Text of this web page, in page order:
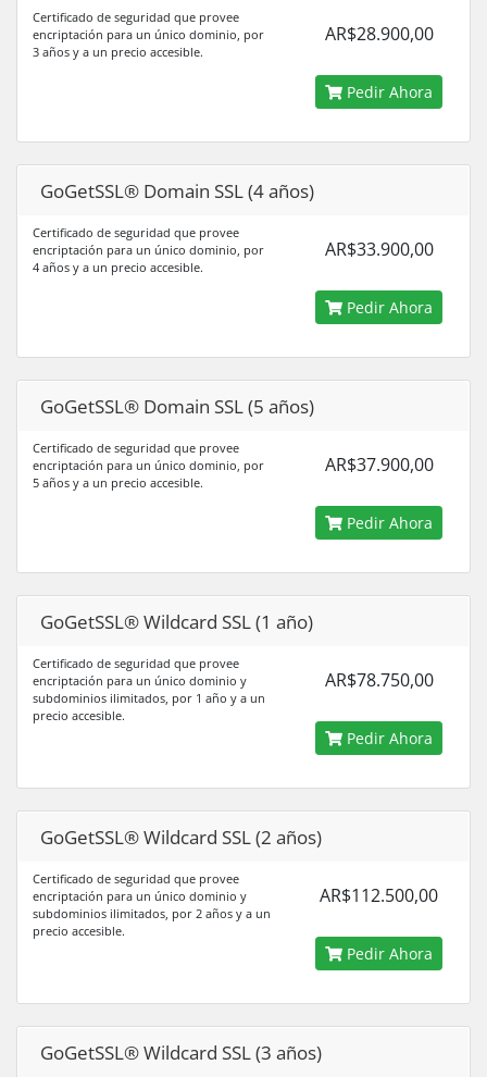
Certificado de seguridad que provee
encriptación para un único dominio, por
3 años y a un precio accesible.
AR$28.900,00
Pedir Ahora
GoGetSSL® Domain SSL (4 años)
Certificado de seguridad que provee
encriptación para un único dominio, por
4 años y a un precio accesible.
AR$33.900,00
Pedir Ahora
GoGetSSL® Domain SSL (5 años)
Certificado de seguridad que provee
encriptación para un único dominio, por
5 años y a un precio accesible.
AR$37.900,00
Pedir Ahora
GoGetSSL® Wildcard SSL (1 año)
Certificado de seguridad que provee
encriptación para un único dominio y
subdominios ilimitados, por 1 año y a un
precio accesible.
AR$78.750,00
Pedir Ahora
GoGetSSL® Wildcard SSL (2 años)
Certificado de seguridad que provee
encriptación para un único dominio y
subdominios ilimitados, por 2 años y a un
precio accesible.
AR$112.500,00
Pedir Ahora
GoGetSSL® Wildcard SSL (3 años)